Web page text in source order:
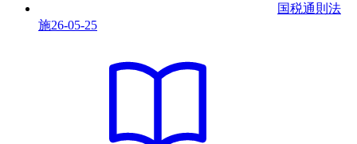
国税通則法
施26-05-25